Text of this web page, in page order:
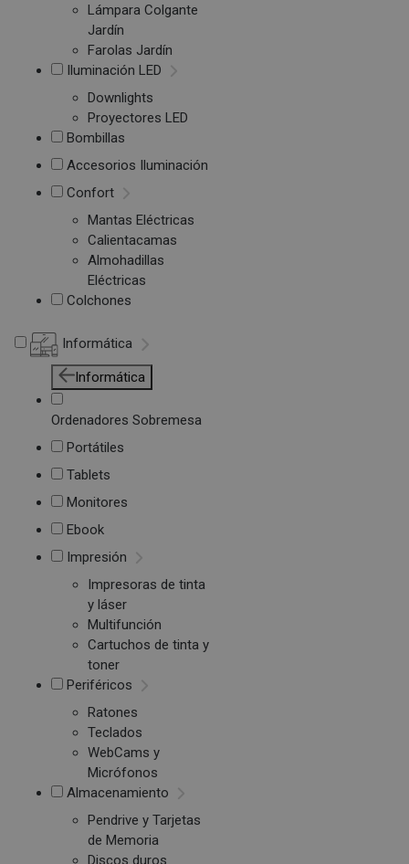
Lámpara Colgante
Jardín
Farolas Jardín
Iluminación LED
Downlights
Proyectores LED
Bombillas
Accesorios Iluminación
Confort
Mantas Eléctricas
Calientacamas
Almohadillas
Eléctricas
Colchones
Informática
Informática
Ordenadores Sobremesa
Portátiles
Tablets
Monitores
Ebook
Impresión
Impresoras de tinta
y láser
Multifunción
Cartuchos de tinta y
toner
Periféricos
Ratones
Teclados
WebCams y
Micrófonos
Almacenamiento
Pendrive y Tarjetas
de Memoria
Discos duros